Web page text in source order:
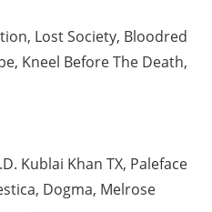
Lost Society, Bloodred
Kneel Before The Death,
Kublai Khan TX, Paleface
Dogma, Melrose